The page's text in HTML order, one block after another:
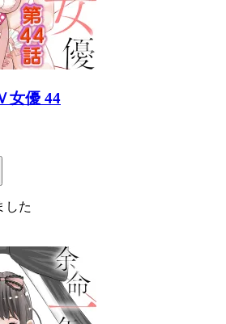
女優 44
した